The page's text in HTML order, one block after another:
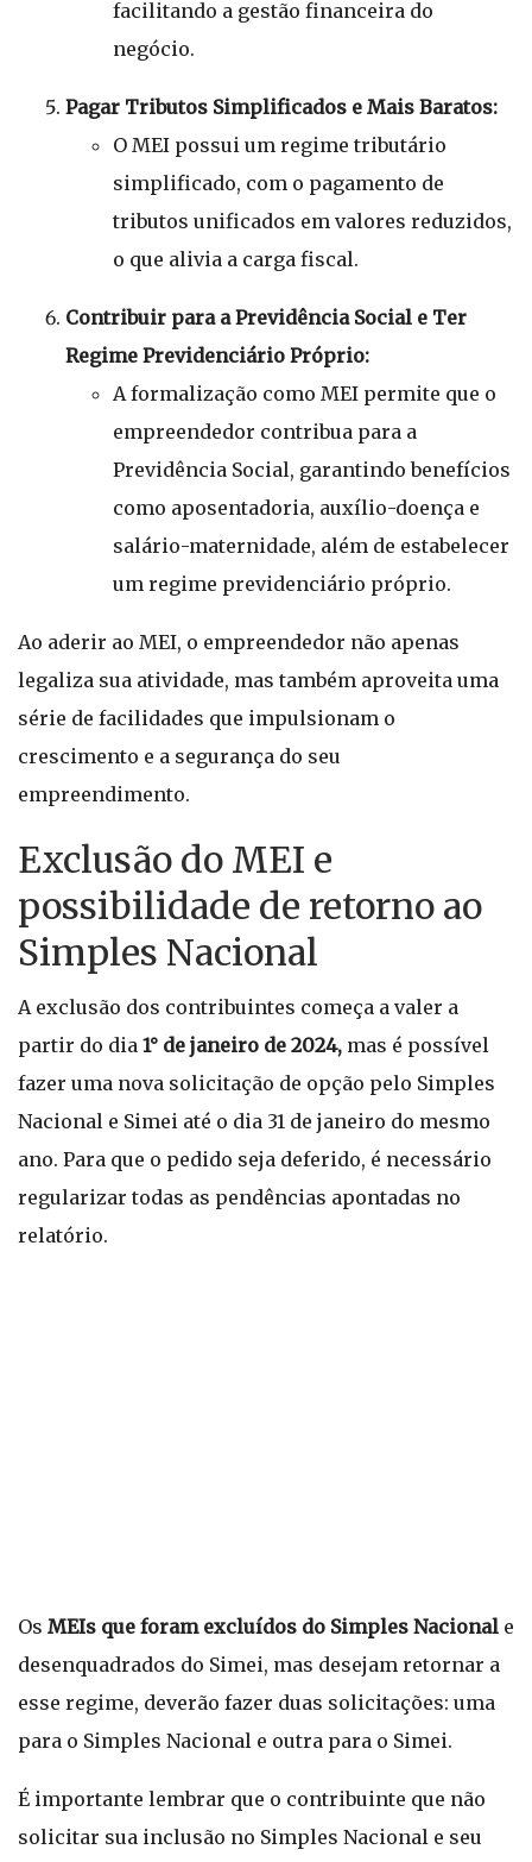
facilitando a gestão financeira do
negócio.
Pagar Tributos Simplificados e Mais Baratos:
O MEI possui um regime tributário
simplificado, com o pagamento de
tributos unificados em valores reduzidos,
o que alivia a carga fiscal.
Contribuir para a Previdência Social e Ter
Regime Previdenciário Próprio:
A formalização como MEI permite que o
empreendedor contribua para a
Previdência Social, garantindo benefícios
como aposentadoria, auxílio-doença e
salário-maternidade, além de estabelecer
um regime previdenciário próprio.
Ao aderir ao MEI, o empreendedor não apenas
legaliza sua atividade, mas também aproveita uma
série de facilidades que impulsionam o
crescimento e a segurança do seu
empreendimento.
Exclusão do MEI e
possibilidade de retorno ao
Simples Nacional
A exclusão dos contribuintes começa a valer a
partir do dia 1° de janeiro de 2024, mas é possível
fazer uma nova solicitação de opção pelo Simples
Nacional e Simei até o dia 31 de janeiro do mesmo
ano. Para que o pedido seja deferido, é necessário
regularizar todas as pendências apontadas no
relatório.
Os MEIs que foram excluídos do Simples Nacional e
desenquadrados do Simei, mas desejam retornar a
esse regime, deverão fazer duas solicitações: uma
para o Simples Nacional e outra para o Simei.
É importante lembrar que o contribuinte que não
solicitar sua inclusão no Simples Nacional e seu